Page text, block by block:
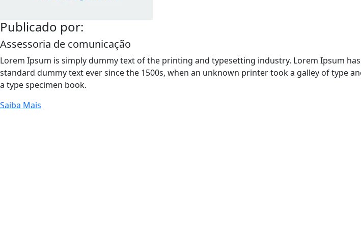
Publicado por:
Assessoria de comunicação
Lorem Ipsum is simply dummy text of the printing and typesetting industry. Lorem Ipsum
standard dummy text ever since the 1500s, when an unknown printer took a galley of type
a type specimen book.
Saiba Mais